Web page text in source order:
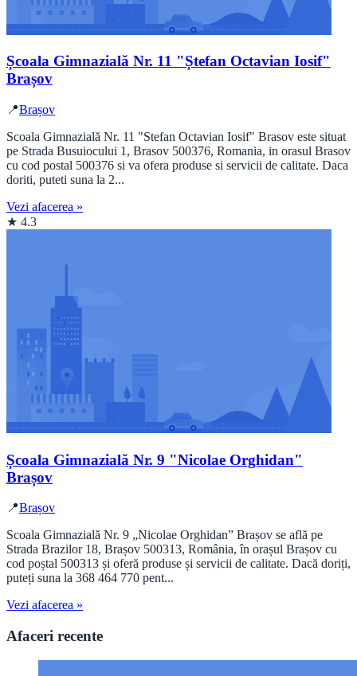
Școala Gimnazială Nr. 11 "Ștefan Octavian Iosif"
Brașov
📍Brașov
Scoala Gimnazială Nr. 11 "Stefan Octavian Iosif" Brasov este situat
pe Strada Busuiocului 1, Brasov 500376, Romania, in orasul Brasov
cu cod postal 500376 si va ofera produse si servicii de calitate. Daca
doriti, puteti suna la 2...
Vezi afacerea »
★ 4.3
Școala Gimnazială Nr. 9 "Nicolae Orghidan"
Brașov
📍Brașov
Scoala Gimnazială Nr. 9 „Nicolae Orghidan” Brașov se află pe
Strada Brazilor 18, Brașov 500313, România, în orașul Brașov cu
cod poștal 500313 și oferă produse și servicii de calitate. Dacă doriți,
puteți suna la 368 464 770 pent...
Vezi afacerea »
Afaceri recente